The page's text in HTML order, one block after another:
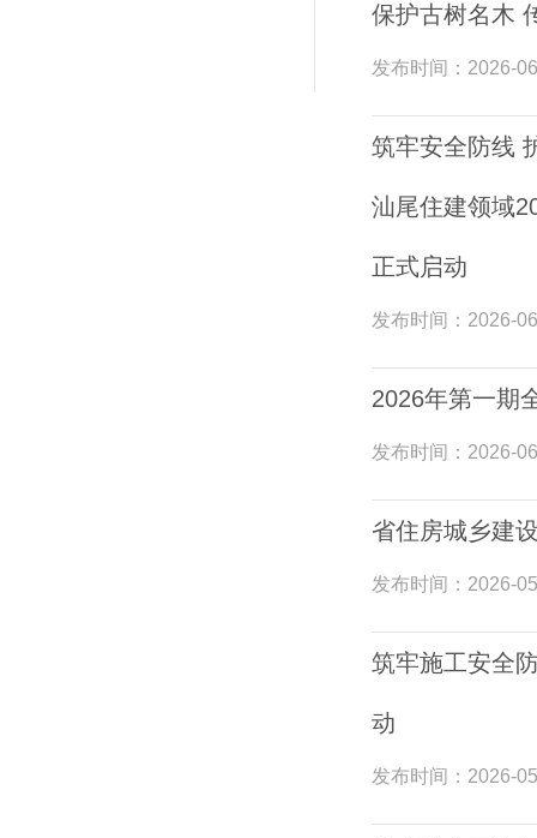
保护古树名木
发布时间： 2026-
筑牢安全防线
汕尾住建领域
正式启动
发布时间： 2026-
2026年第一期
发布时间： 2026-
省住房城乡建
发布时间： 2026-
筑牢施工安全
动
发布时间： 2026-